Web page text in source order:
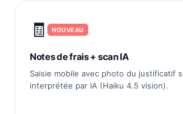
🧾 NOUVEAU
Notes de frais + scan IA
Saisie mobile avec photo du justificatif
interprétée par IA (Haiku 4.5 vision).